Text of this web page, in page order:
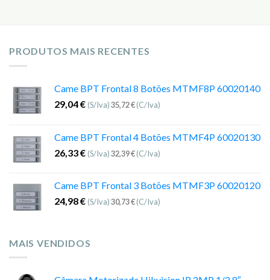
PRODUTOS MAIS RECENTES
Came BPT Frontal 8 Botões MTMF8P 60020140
29,04€ (S/Iva)35,72€(C/Iva)
Came BPT Frontal 4 Botões MTMF4P 60020130
26,33€ (S/Iva)32,39€(C/Iva)
Came BPT Frontal 3 Botões MTMF3P 60020120
24,98€ (S/Iva)30,73€(C/Iva)
MAIS VENDIDOS